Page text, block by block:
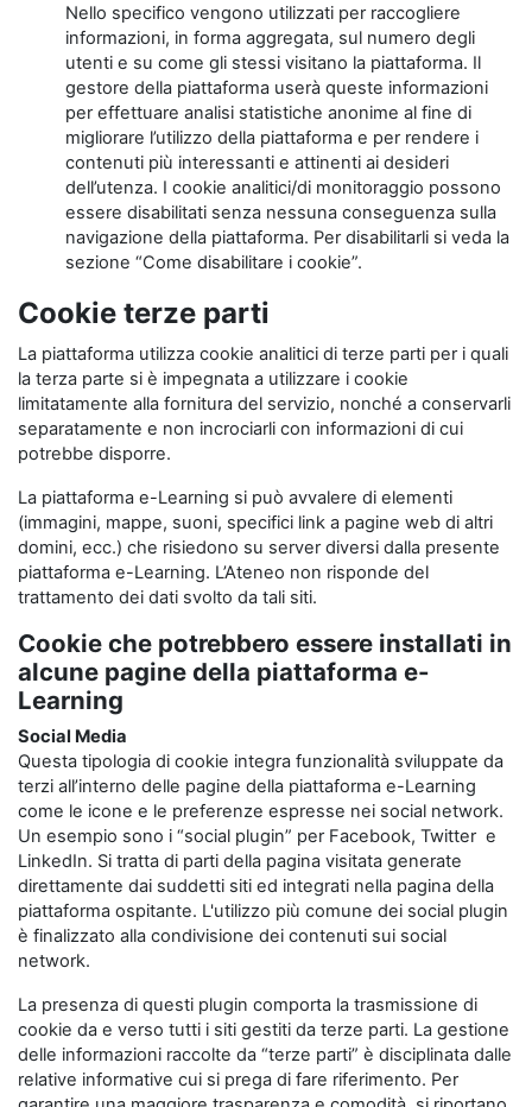
Nello specifico vengono utilizzati per raccogliere
informazioni, in forma aggregata, sul numero degli
utenti e su come gli stessi visitano la piattaforma. Il
gestore della piattaforma userà queste informazioni
per effettuare analisi statistiche anonime al fine di
migliorare l’utilizzo della piattaforma e per rendere i
contenuti più interessanti e attinenti ai desideri
dell’utenza. I cookie analitici/di monitoraggio possono
essere disabilitati senza nessuna conseguenza sulla
navigazione della piattaforma. Per disabilitarli si veda la
sezione “Come disabilitare i cookie”.
Cookie terze parti
La piattaforma utilizza cookie analitici di terze parti per i quali
la terza parte si è impegnata a utilizzare i cookie
limitatamente alla fornitura del servizio, nonché a conservarli
separatamente e non incrociarli con informazioni di cui
potrebbe disporre.
La piattaforma e-Learning si può avvalere di elementi
(immagini, mappe, suoni, specifici link a pagine web di altri
domini, ecc.) che risiedono su server diversi dalla presente
piattaforma e-Learning. L’Ateneo non risponde del
trattamento dei dati svolto da tali siti.
Cookie che potrebbero essere installati in
alcune pagine della piattaforma e-
Learning
Social Media
Questa tipologia di cookie integra funzionalità sviluppate da
terzi all’interno delle pagine della piattaforma e-Learning
come le icone e le preferenze espresse nei social network.
Un esempio sono i “social plugin” per Facebook, Twitter e
LinkedIn. Si tratta di parti della pagina visitata generate
direttamente dai suddetti siti ed integrati nella pagina della
piattaforma ospitante. L'utilizzo più comune dei social plugin
è finalizzato alla condivisione dei contenuti sui social
network.
La presenza di questi plugin comporta la trasmissione di
cookie da e verso tutti i siti gestiti da terze parti. La gestione
delle informazioni raccolte da “terze parti” è disciplinata dalle
relative informative cui si prega di fare riferimento. Per